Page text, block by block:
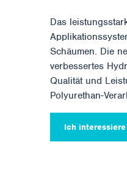
Das
Schäumen. Die
verbessertes
Qualität und
Polyurethan-
Ich